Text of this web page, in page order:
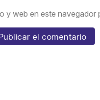
y web en este navegador